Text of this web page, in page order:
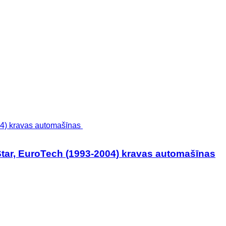
EuroTech (1993-2004) kravas automašīnas